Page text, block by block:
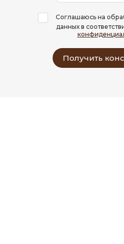
Соглашаюсь на
данных в
Получить